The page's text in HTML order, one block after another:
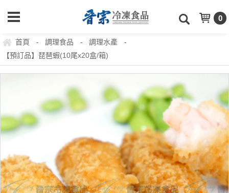
0
首頁 - 調理食品 - 調理水產 -
【預訂品】琵琶蝦(10尾x20盒/箱)